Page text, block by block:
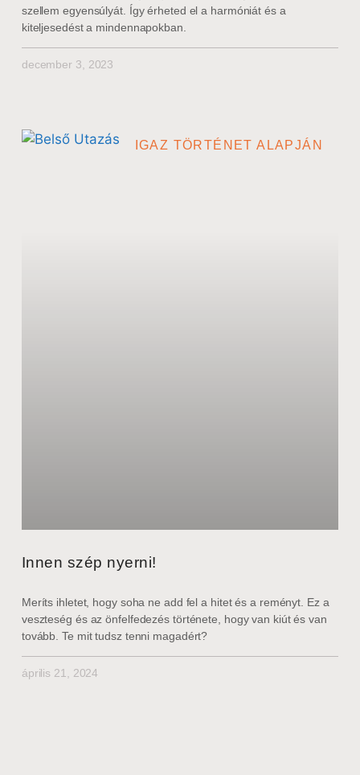
szellem egyensúlyát. Így érheted el a harmóniát és a
kiteljesedést a mindennapokban.
december 3, 2023
IGAZ TÖRTÉNET ALAPJÁN
Innen szép nyerni!
Meríts ihletet, hogy soha ne add fel a hitet és a reményt. Ez a
veszteség és az önfelfedezés története, hogy van kiút és van
tovább. Te mit tudsz tenni magadért?
április 21, 2024